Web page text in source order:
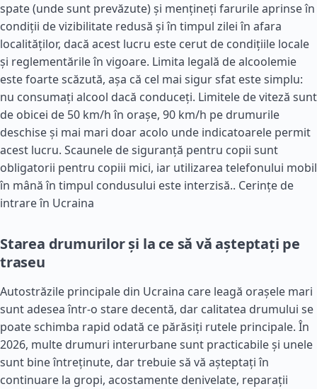
spate (unde sunt prevăzute) și mențineți farurile aprinse în
condiții de vizibilitate redusă și în timpul zilei în afara
localităților, dacă acest lucru este cerut de condițiile locale
și reglementările în vigoare. Limita legală de alcoolemie
este foarte scăzută, așa că cel mai sigur sfat este simplu:
nu consumați alcool dacă conduceți. Limitele de viteză sunt
de obicei de 50 km/h în orașe, 90 km/h pe drumurile
deschise și mai mari doar acolo unde indicatoarele permit
acest lucru. Scaunele de siguranță pentru copii sunt
obligatorii pentru copiii mici, iar utilizarea telefonului mobil
în mână în timpul condusului este interzisă.. Cerințe de
intrare în Ucraina
Starea drumurilor și la ce să vă așteptați pe
traseu
Autostrăzile principale din Ucraina care leagă orașele mari
sunt adesea într-o stare decentă, dar calitatea drumului se
poate schimba rapid odată ce părăsiți rutele principale. În
2026, multe drumuri interurbane sunt practicabile și unele
sunt bine întreținute, dar trebuie să vă așteptați în
continuare la gropi, acostamente denivelate, reparații